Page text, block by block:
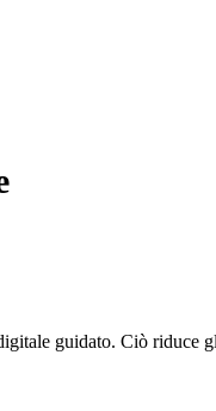
guidato. Ciò riduce